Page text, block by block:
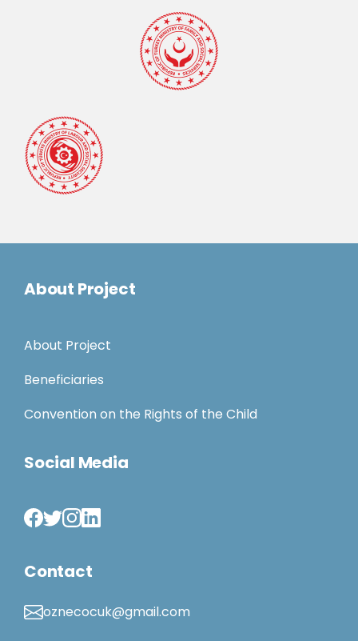
About Project
About Project
Beneficiaries
Convention on the Rights of the Child
Social Media
Contact
oznecocuk@gmail.com